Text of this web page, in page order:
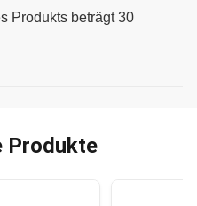
Produkts beträgt 30
Produkte